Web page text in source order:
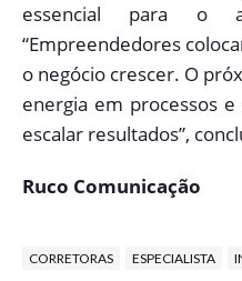
essencial para o
“Empreendedores
o negócio crescer. O
energia em processos
escalar resultados”,
Ruco Comunicação
CORRETORAS ESPECIALISTA